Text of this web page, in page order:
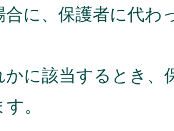
に、保護者に代わ
かに該当するとき、
。